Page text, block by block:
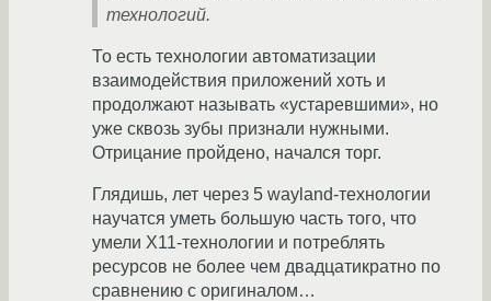
технологий.
То есть технологии автоматизации
взаимодействия приложений хоть и
продолжают называть «устаревшими», но
уже сквозь зубы признали нужными.
Отрицание пройдено, начался торг.
Глядишь, лет через 5 wayland-технологии
научатся уметь большую часть того, что
умели X11-технологии и потреблять
ресурсов не более чем двадцатикратно по
сравнению с оригиналом…